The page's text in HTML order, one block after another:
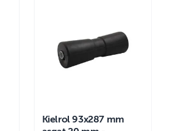
Kielrol 93x287 mm